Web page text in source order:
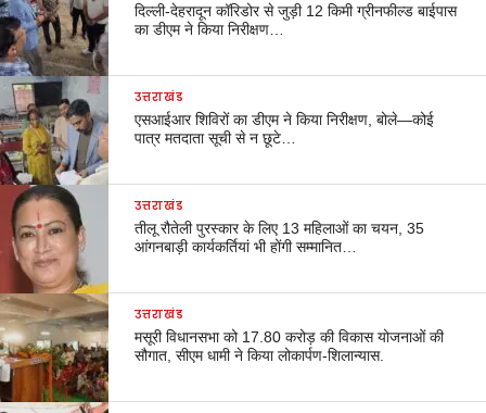
दिल्ली-देहरादून कॉरिडोर से जुड़ी 12 किमी ग्रीनफील्ड बाईपास
का डीएम ने किया निरीक्षण…
उत्तराखंड
एसआईआर शिविरों का डीएम ने किया निरीक्षण, बोले—कोई
पात्र मतदाता सूची से न छूटे…
उत्तराखंड
तीलू रौतेली पुरस्कार के लिए 13 महिलाओं का चयन, 35
आंगनबाड़ी कार्यकर्तियां भी होंगी सम्मानित…
उत्तराखंड
मसूरी विधानसभा को 17.80 करोड़ की विकास योजनाओं की
सौगात, सीएम धामी ने किया लोकार्पण-शिलान्यास.